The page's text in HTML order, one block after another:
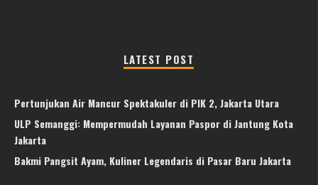
LATEST POST
Pertunjukan Air Mancur Spektakuler di PIK 2, Jakarta Utara
ULP Semanggi: Mempermudah Layanan Paspor di Jantung Kota
Jakarta
Bakmi Pangsit Ayam, Kuliner Legendaris di Pasar Baru Jakarta